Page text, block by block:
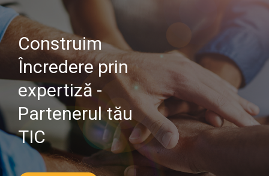
Construim
Încredere prin
expertiză -
Partenerul tău
TIC